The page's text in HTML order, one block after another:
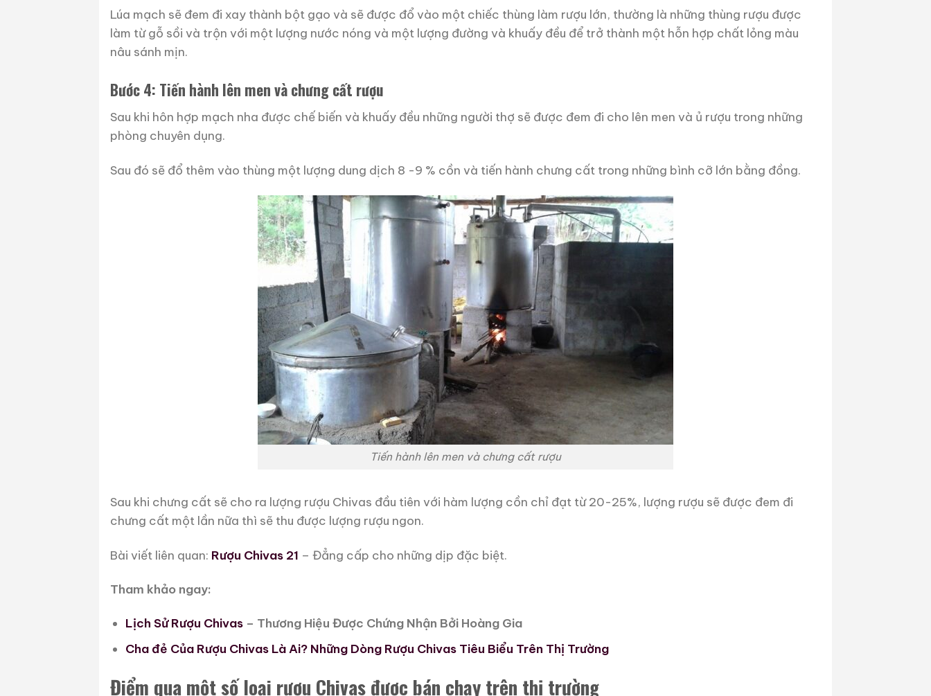
Lúa mạch sẽ đem đi xay thành bột gạo và sẽ được đổ vào một chiếc thùng làm rượu lớn, thường là những thùng rượu được
làm từ gỗ sồi và trộn với một lượng nước nóng và một lượng đường và khuấy đều để trở thành một hỗn hợp chất lỏng màu
nâu sánh mịn.
Bước 4: Tiến hành lên men và chưng cất rượu
Sau khi hôn hợp mạch nha được chế biến và khuấy đều những người thợ sẽ được đem đi cho lên men và ủ rượu trong những
phòng chuyên dụng.
Sau đó sẽ đổ thêm vào thùng một lượng dung dịch 8 -9 % cồn và tiến hành chưng cất trong những bình cỡ lớn bằng đồng.
Tiến hành lên men và chưng cất rượu
Sau khi chưng cất sẽ cho ra lượng rượu Chivas đầu tiên với hàm lượng cồn chỉ đạt từ 20-25%, lượng rượu sẽ được đem đi
chưng cất một lần nữa thì sẽ thu được lượng rượu ngon.
Bài viết liên quan: Rượu Chivas 21 – Đẳng cấp cho những dịp đặc biệt.
Tham khảo ngay:
Lịch Sử Rượu Chivas – Thương Hiệu Được Chứng Nhận Bởi Hoàng Gia
Cha đẻ Của Rượu Chivas Là Ai? Những Dòng Rượu Chivas Tiêu Biểu Trên Thị Trường
Điểm qua một số loại rượu Chivas được bán chạy trên thị trường